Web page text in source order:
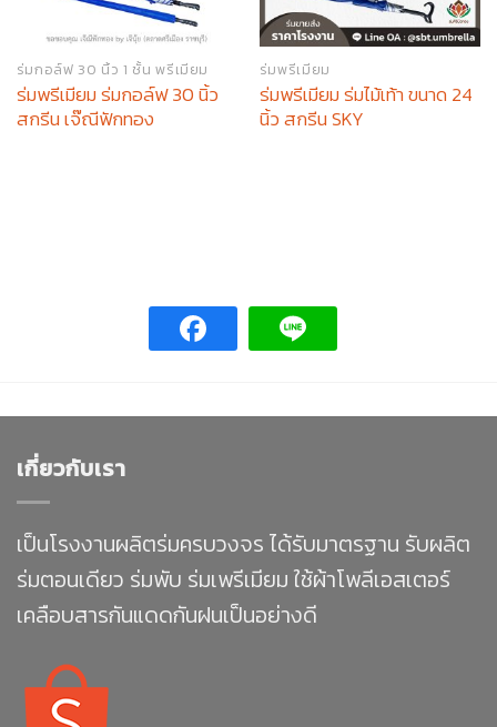
ร่มกอล์ฟ 30 นิ้ว 1 ชั้น พรีเมียม
ร่มพรีเมียม ร่มกอล์ฟ 30 นิ้ว
สกรีน เจ๊ณีฟักทอง
ร่มพรีเมียม
ร่มพรีเมียม ร่มไม้เท้า ขนาด 24
นิ้ว สกรีน SKY
เกี่ยวกับเรา
เป็นโรงงานผลิตร่มครบวงจร ได้รับมาตรฐาน รับผลิต
ร่มตอนเดียว ร่มพับ ร่มเพรีเมียม ใช้ผ้าโพลีเอสเตอร์
เคลือบสารกันแดดกันฝนเป็นอย่างดี